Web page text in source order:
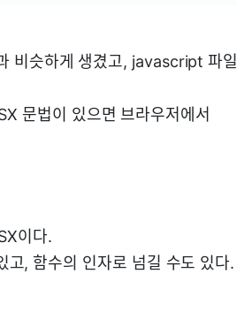
슷하게 생겼고, javascript 파일
문법이 있으면 브라우저에서
이다.
고, 함수의 인자로 넘길 수도 있다.